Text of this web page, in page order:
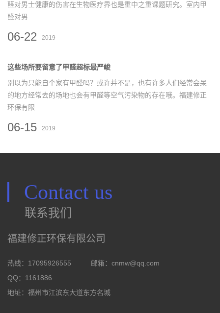
醛对男士健康的伤害在生物医疗界也是重中之重课题研究。室内甲
醛对男
06-22 2019
这些场所要留意了甲醛超标最严峻
别以为只能自个家有甲醛吗？或许并不是，也有许多人们经常会呆
的地方经常去的场地也会有甲醛等空气污染物的存在哦。福建修正
环保有限
06-15 2019
Contact us
联系我们
福建修正环保有限公司
热线：17095926555 邮箱： cnmw@qq.com
QQ：1161886
地址：福州市江滨东大道东方名城